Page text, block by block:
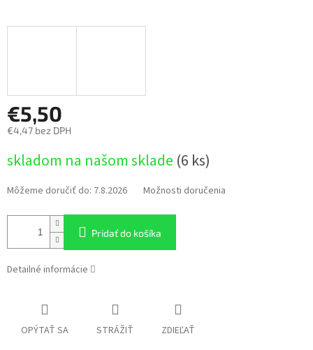
€5,50
€4,47 bez DPH
cena:
skladom na našom sklade (6 ks)
Môžeme doručiť do: 7.8.2026 Možnosti doručenia
Pridať do košíka
Detailné informácie
OPÝTAŤ SA STRÁŽIŤ ZDIEĽAŤ